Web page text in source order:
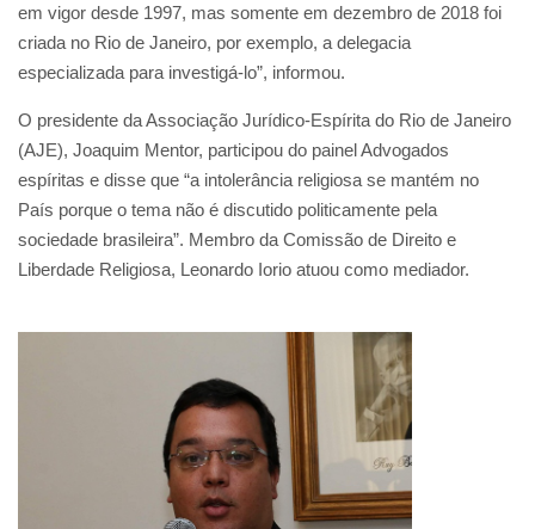
em vigor desde 1997, mas somente em dezembro de 2018 foi
criada no Rio de Janeiro, por exemplo, a delegacia
especializada para investigá-lo”, informou.
O presidente da Associação Jurídico-Espírita do Rio de Janeiro
(AJE), Joaquim Mentor, participou do painel Advogados
espíritas e disse que “a intolerância religiosa se mantém no
País porque o tema não é discutido politicamente pela
sociedade brasileira”. Membro da Comissão de Direito e
Liberdade Religiosa, Leonardo Iorio atuou como mediador.